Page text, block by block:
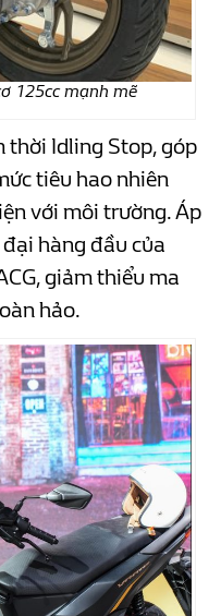
125cc mạnh mẽ
thời Idling Stop, góp
tiêu hao nhiên
với môi trường. Áp
hàng đầu của
giảm thiểu ma
hảo.